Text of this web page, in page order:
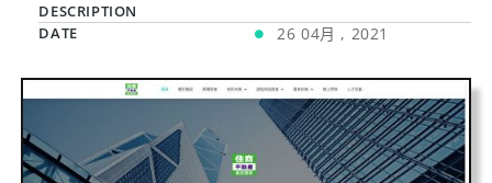
DESCRIPTION
DATE
26 04月 , 2021